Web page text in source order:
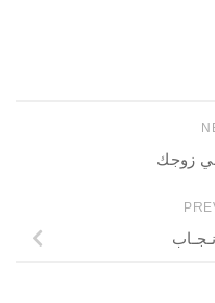
زوجك